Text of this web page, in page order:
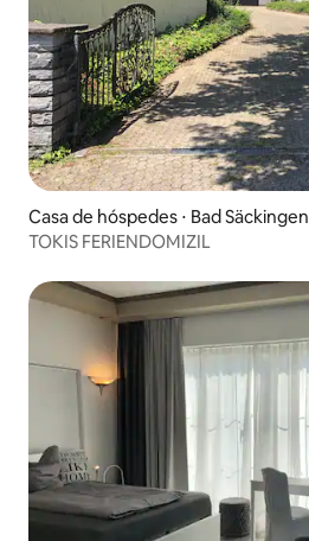
Casa de hóspedes ⋅ Bad Säckingen
TOKIS FERIENDOMIZIL